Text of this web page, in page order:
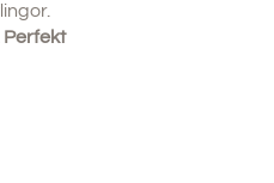
Perfekt